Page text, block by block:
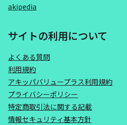
akipedia
サイトの利用について
よくある質問
利用規約
アキッパバリュープラス利用規約
プライバシーポリシー
特定商取引法に関する記載
情報セキュリティ基本方針